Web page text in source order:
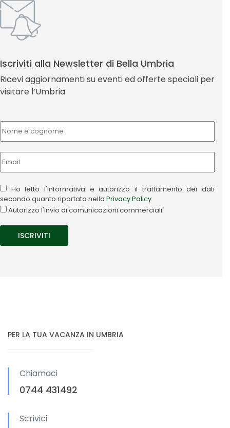
Iscriviti alla Newsletter di Bella Umbria
Ricevi aggiornamenti su eventi ed offerte speciali per
visitare l’Umbria
Ho letto l'informativa e autorizzo il trattamento dei dati
secondo quanto riportato nella Privacy Policy
Autorizzo l'invio di comunicazioni commerciali
PER LA TUA VACANZA IN UMBRIA
Chiamaci
0744 431492
Scrivici